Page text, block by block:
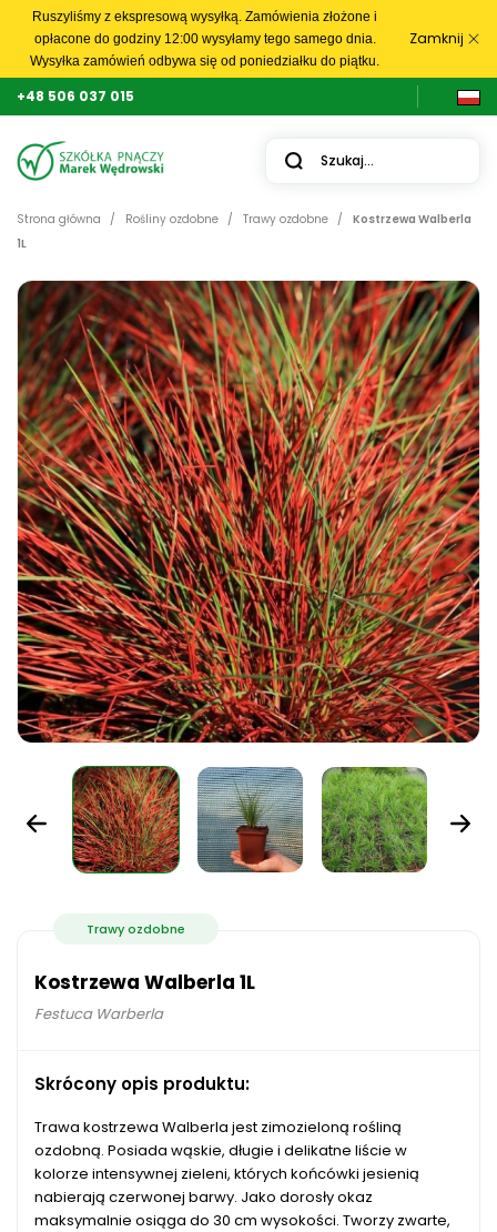
Ruszyliśmy z ekspresową wysyłką. Zamówienia złożone i
opłacone do godziny 12:00 wysyłamy tego samego dnia.
Wysyłka zamówień odbywa się od poniedziałku do piątku.
Zamknij
+48 506 037 015
Strona główna Rośliny ozdobne Trawy ozdobne
Kostrzewa Walberla
1L
Trawy ozdobne
Kostrzewa Walberla 1L
Festuca Warberla
Skrócony opis produktu:
Trawa kostrzewa Walberla jest zimozieloną rośliną
ozdobną. Posiada wąskie, długie i delikatne liście w
kolorze intensywnej zieleni, których końcówki jesienią
nabierają czerwonej barwy. Jako dorosły okaz
maksymalnie osiąga do 30 cm wysokości. Tworzy zwarte,